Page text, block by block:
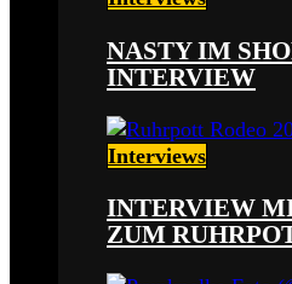
NASTY IM
INTERVIEW
Interviews
INTERVIEW
ZUM